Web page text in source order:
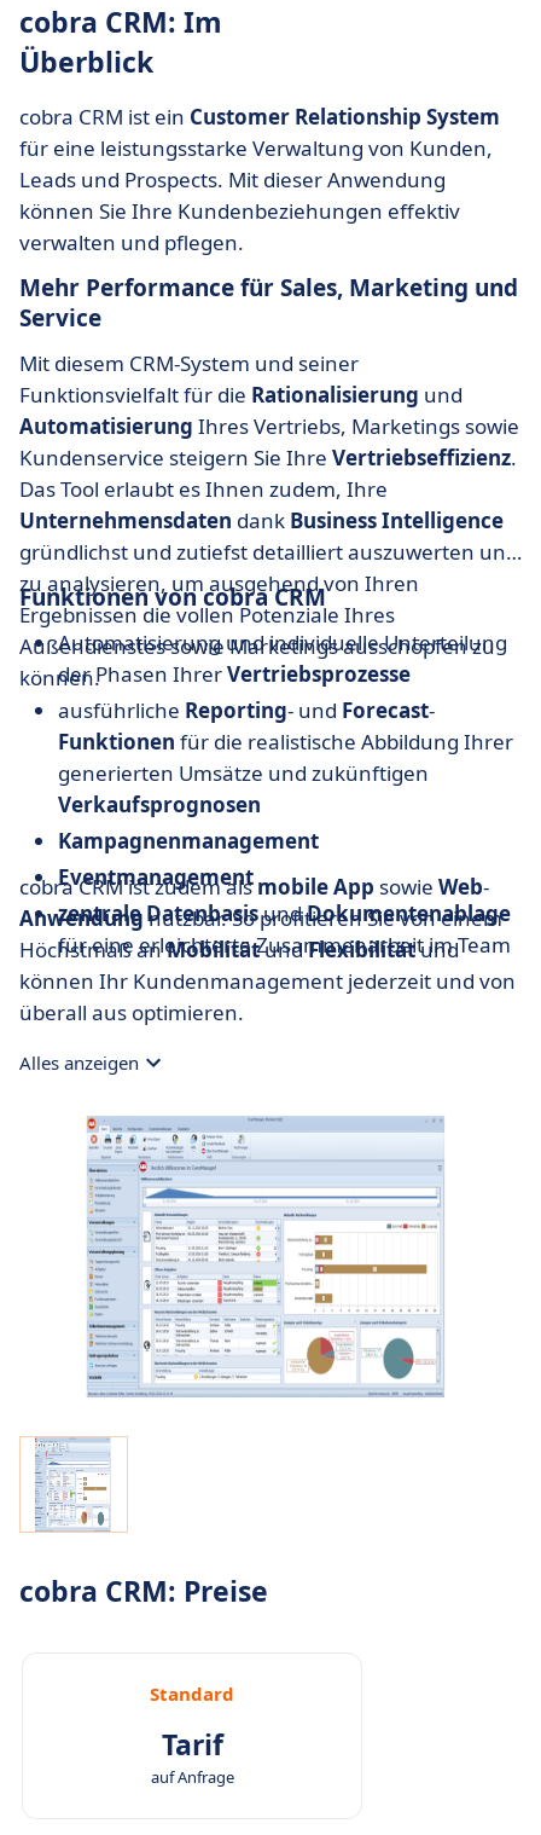
cobra CRM: Im
Überblick
cobra CRM ist ein Customer Relationship System
für eine leistungsstarke Verwaltung von Kunden,
Leads und Prospects. Mit dieser Anwendung
können Sie Ihre Kundenbeziehungen effektiv
verwalten und pflegen.
Mehr Performance für Sales, Marketing und
Service
Mit diesem CRM-System und seiner
Funktionsvielfalt für die Rationalisierung und
Automatisierung Ihres Vertriebs, Marketings sowie
Kundenservice steigern Sie Ihre Vertriebseffizienz.
Das Tool erlaubt es Ihnen zudem, Ihre
Unternehmensdaten dank BusinessIntelligence
gründlichst und zutiefst detailliert auszuwerten und
zu analysieren, um ausgehend von Ihren
Ergebnissen die vollen Potenziale Ihres
Außendienstes sowie Marketings ausschöpfen zu
können.
Funktionen von cobra CRM
Automatisierung und individuelle Unterteilung
der Phasen IhrerVertriebsprozesse
ausführliche Reporting- und Forecast-
Funktionen für die realistische Abbildung Ihrer
generierten Umsätze und zukünftigen
Verkaufsprognosen
Kampagnenmanagement
Eventmanagement
zentrale DatenbasisundDokumentenablage
für eine erleichterte Zusammenarbeit im Team
cobra CRM ist zudem alsmobileApp sowie Web-
Anwendungnutzbar. So profitieren Sie von einem
Höchstmaß anMobilitätundFlexibilitätund
können Ihr Kundenmanagement jederzeit und von
überall aus optimieren.
Alles anzeigen
cobra CRM: Preise
Standard
Tarif
auf Anfrage